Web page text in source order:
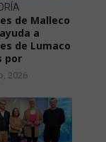
de Malleco
a
de Lumaco
por
2026